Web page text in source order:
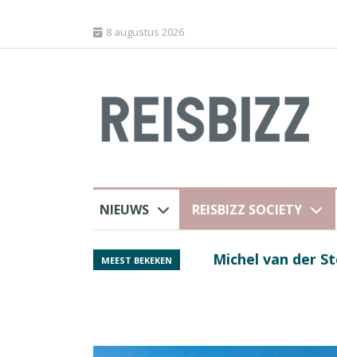
8 augustus 2026
NIEUWS REISBIZZ SOCIETY
MEEST BEKEKEN
Spaans